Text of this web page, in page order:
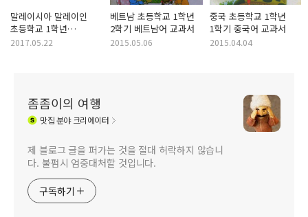
말레이시아 말레이인
초등학교 1학년
말레이시아어 교과서
2017.05.22
베트남 초등학교 1학년
2학기 베트남어 교과서
2015.05.06
중국 초등학교 1학년
1학기 중국어 교과서
2015.04.04
좀좀이의 여행
맛집분야 크리에이터
제 블로그 글을 퍼가는 것을 절대 허락하지 않습니
다. 불펌시 엄중대처할 것입니다.
구독하기